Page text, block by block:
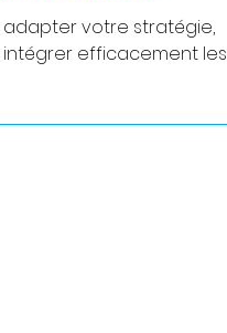
votre stratégie,
efficacement les